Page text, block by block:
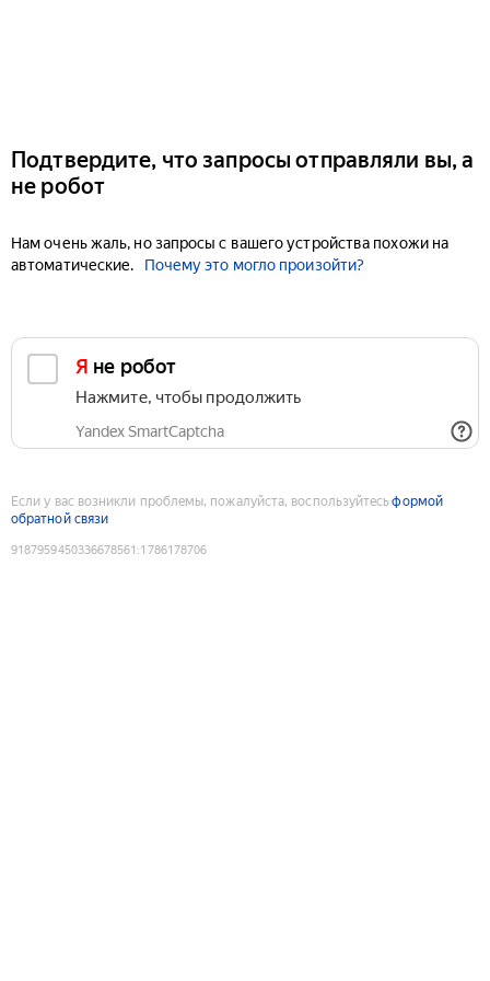
Подтвердите, что запросы отправляли вы, а
не робот
Нам очень жаль, но запросы с вашего устройства похожи на
автоматические.
Почему это могло произойти?
Я не робот
Нажмите, чтобы продолжить
Yandex SmartCaptcha
Если у вас возникли проблемы, пожалуйста, воспользуйтесьформой
обратной связи
9187959450336678561 :1786178706